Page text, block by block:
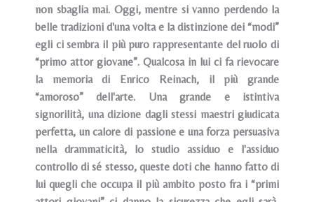
non sbaglia mai. Oggi, mentre si vanno perdendo la
belle tradizioni d'una volta e la distinzione dei “modi”
egli ci sembra il più puro rappresentante del ruolo di
“primo attor giovane”. Qualcosa in lui ci fa rievocare
la memoria di Enrico Reinach, il più grande
“amoroso” dell'arte. Una grande e istintiva
signorilità, una dizione dagli stessi maestri giudicata
perfetta, un calore di passione e una forza persuasiva
nella drammaticità, lo studio assiduo e l'assiduo
controllo di sé stesso, queste doti che hanno fatto di
lui quegli che occupa il più ambito posto fra i “primi